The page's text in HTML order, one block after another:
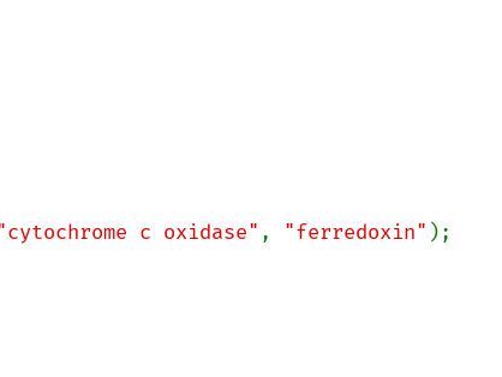
c oxidase" , "ferredoxin" );